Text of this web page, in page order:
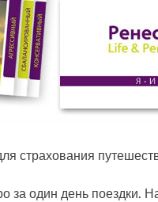
страхования
за один день поездки.